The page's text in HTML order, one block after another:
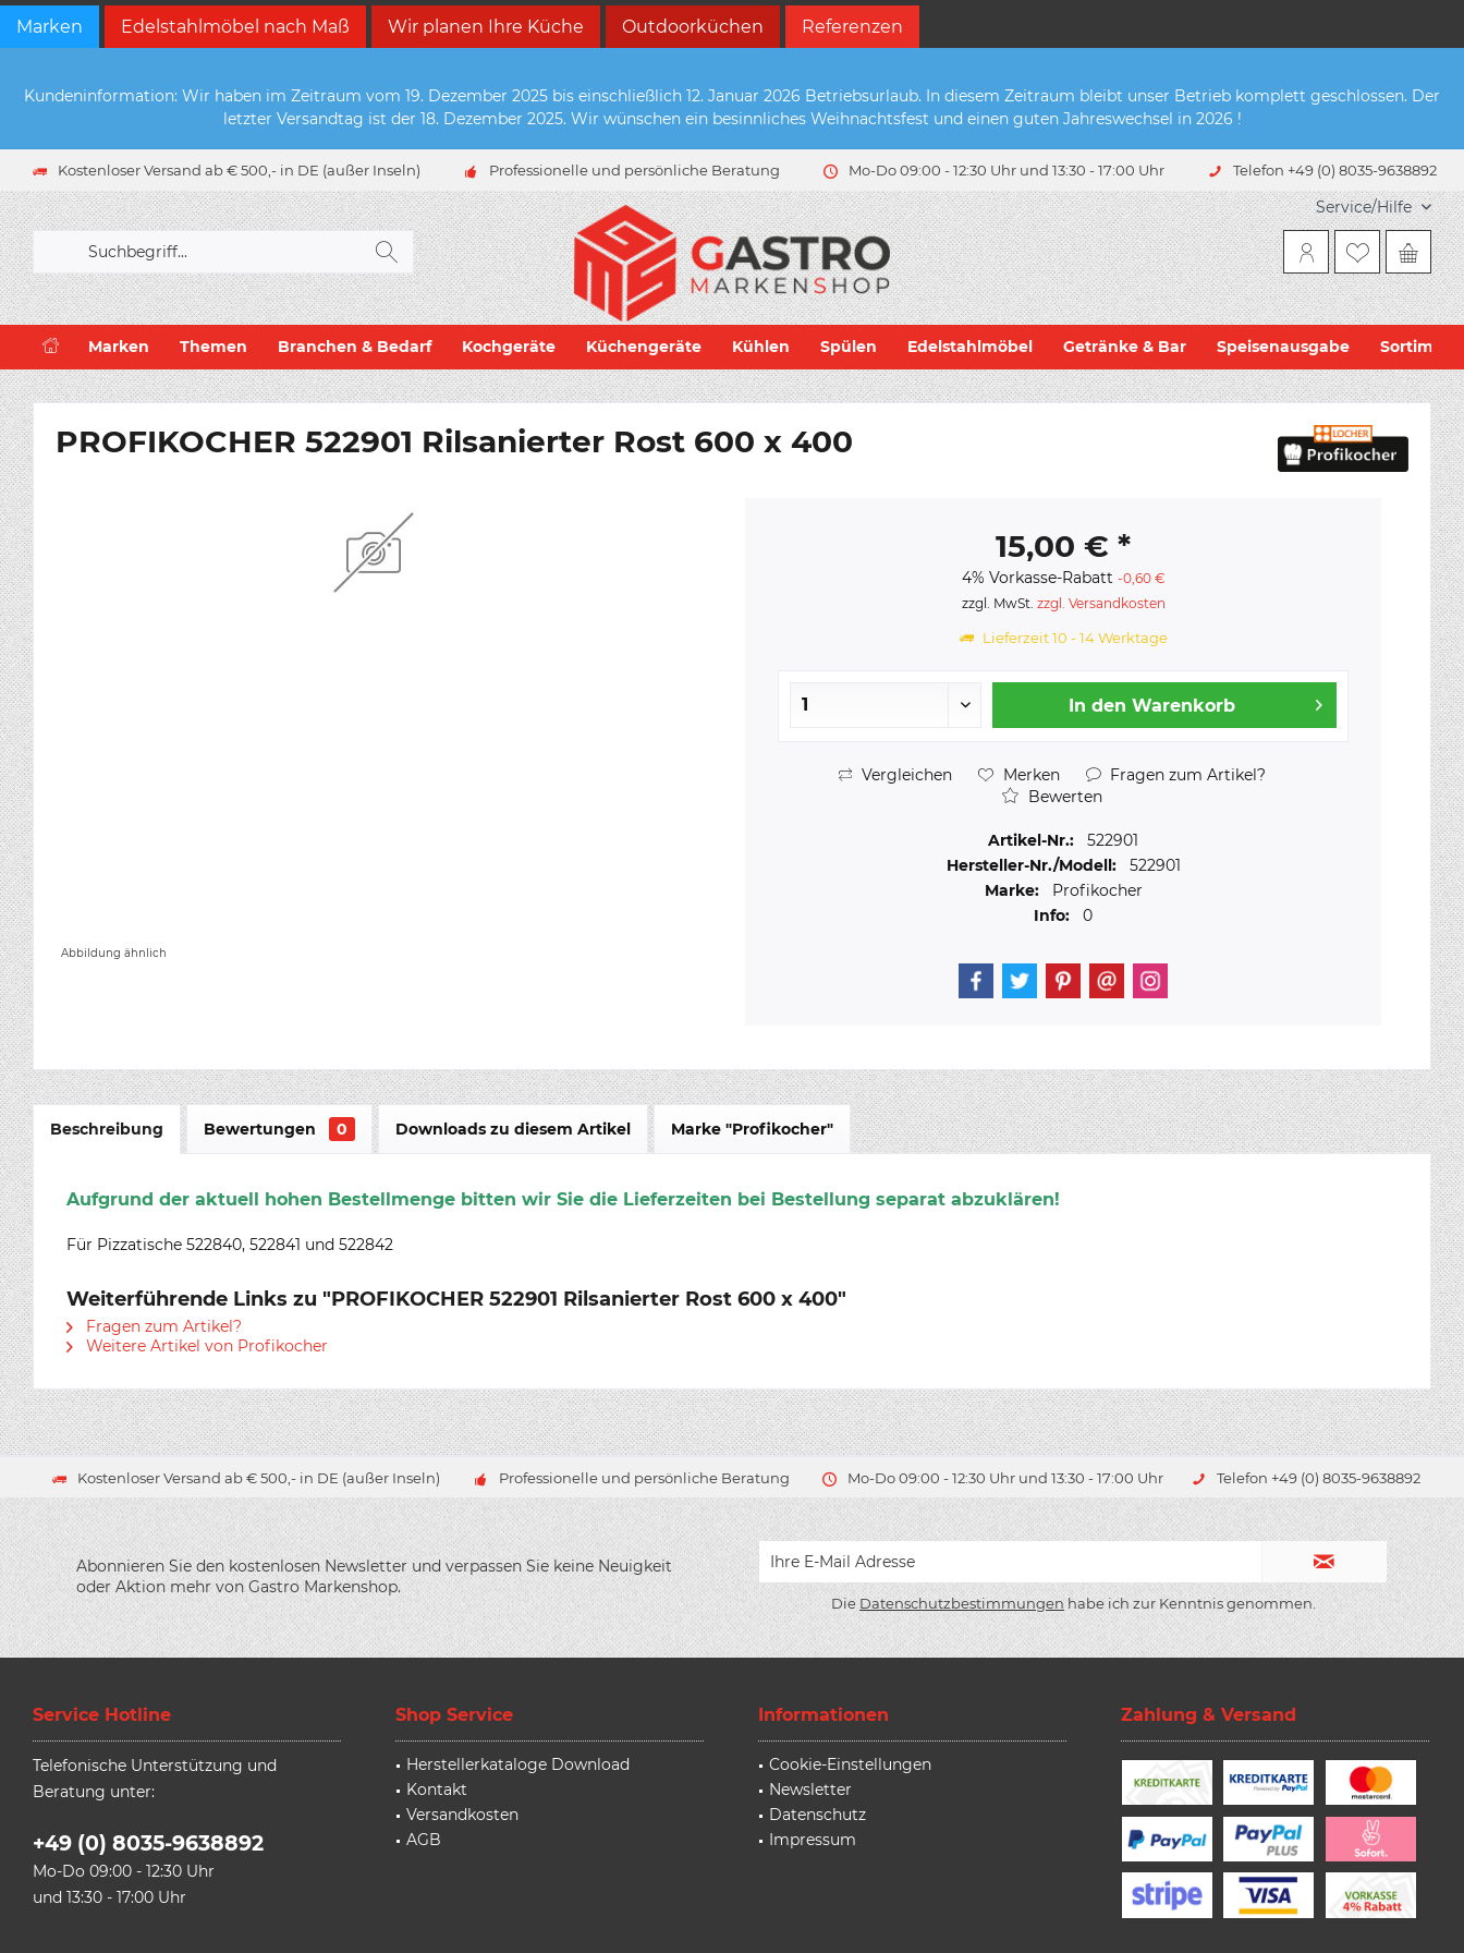
Marken Edelstahlmöbel nach Maß Wir planen Ihre Küche Outdoorküchen Referenzen
Kundeninformation: Wir haben im Zeitraum vom 19. Dezember 2025 bis einschließlich 12. Januar 2026 Betriebsurlaub. In diesem Zeitraum bleibt unser Betrieb komplett geschlossen. Der
letzter Versandtag ist der 18. Dezember 2025. Wir wünschen ein besinnliches Weihnachtsfest und einen guten Jahreswechsel in 2026 !
Kostenloser Versand ab € 500,- in DE (außer Inseln) Professionelle und persönliche Beratung Mo-Do 09:00 - 12:30 Uhr und 13:30 - 17:00 Uhr Telefon +49 (0) 8035-9638892
Service/Hilfe
Marken Themen Branchen & Bedarf Kochgeräte Küchengeräte Kühlen Spülen Edelstahlmöbel Getränke & Bar Speisenausgabe
PROFIKOCHER 522901 Rilsanierter Rost 600 x 400
Abbildung ähnlich
15,00 € *
4% Vorkasse-Rabatt -0,60 €
zzgl. MwSt. zzgl. Versandkosten
Lieferzeit 10 - 14 Werktage
In den Warenkorb
Vergleichen Merken
Fragen zum Artikel?
Bewerten
Artikel-Nr.:
522901
Hersteller-Nr./Modell:
522901
Marke:
Profikocher
Info:
0
Beschreibung Bewertungen 0 Downloads zu diesem Artikel Marke "Profikocher"
Aufgrund der aktuell hohen Bestellmenge bitten wir Sie die Lieferzeiten bei Bestellung separat abzuklären!
Für Pizzatische 522840, 522841 und 522842
Weiterführende Links zu "PROFIKOCHER 522901 Rilsanierter Rost 600 x 400"
Fragen zum Artikel?
Weitere Artikel von Profikocher
Kostenloser Versand ab € 500,- in DE (außer Inseln) Professionelle und persönliche Beratung Mo-Do 09:00 - 12:30 Uhr und 13:30 - 17:00 Uhr Telefon +49 (0) 8035-9638892
Abonnieren Sie den kostenlosen Newsletter und verpassen Sie keine Neuigkeit
oder Aktion mehr von Gastro Markenshop.
DieDatenschutzbestimmungen habe ich zur Kenntnis genommen.
Service Hotline
Telefonische Unterstützung und
Beratung unter:
+49 (0) 8035-9638892
Mo-Do 09:00 - 12:30 Uhr
und 13:30 - 17:00 Uhr
Shop Service
Herstellerkataloge Download
Kontakt
Versandkosten
AGB
Informationen
Cookie-Einstellungen
Newsletter
Datenschutz
Impressum
Zahlung & Versand